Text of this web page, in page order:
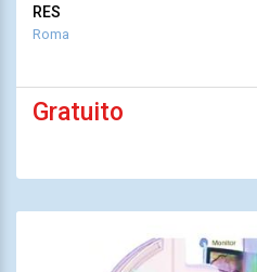
RES
Roma
Gratuito